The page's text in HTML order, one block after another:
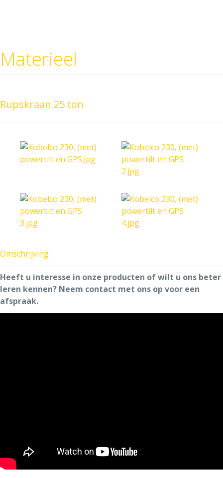
Materieel
Rupskraan 25 ton
Omschrijving
Heeft u interesse in onze producten of wilt u ons beter
leren kennen? Neem contact met ons op voor een
afspraak.